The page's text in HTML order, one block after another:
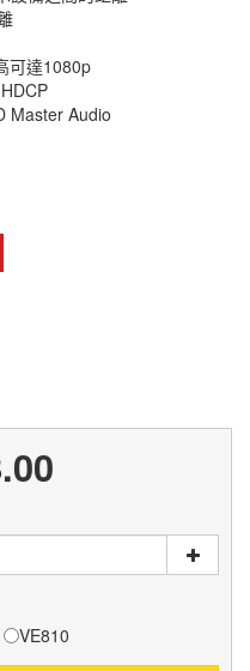
可達1080p
Master Audio
VE810